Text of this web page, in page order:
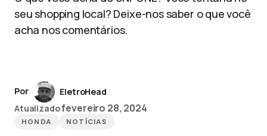
seu shopping local? Deixe-nos saber o que você
acha nos comentários.
Por
EletroHead
Atualizadofevereiro 28, 2024
HONDA NOTÍCIAS